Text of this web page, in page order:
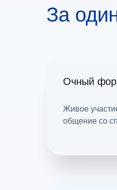
За
Очный
Живое
общение со